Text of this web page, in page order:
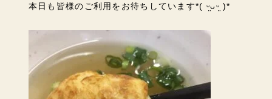
本日も皆様のご利用をお待ちしています*( ᵕ̤ᴗᵕ̤ )*